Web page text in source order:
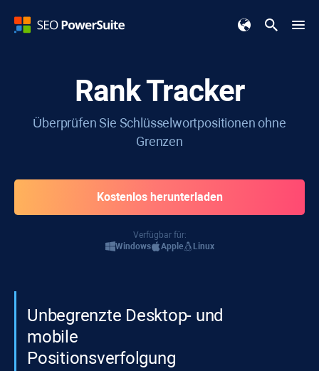
Rank Tracker
Überprüfen Sie Schlüsselwortpositionen ohne
Grenzen
Kostenlos herunterladen
Verfügbar für:
Windows
Apple Linux
Unbegrenzte Desktop- und
mobile
Positionsverfolgung